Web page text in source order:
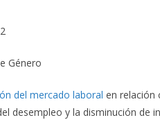
Género
del mercado laboral en relación
desempleo y la disminución de